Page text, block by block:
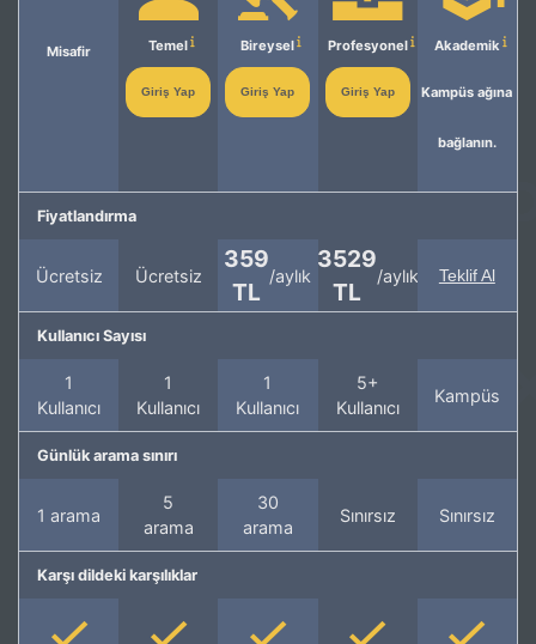
Misafir Temel
Giriş Yap
Bireysel
Giriş Yap
Profesyonel
Giriş Yap
Akademik
Kampüs ağına
bağlanın.
Fiyatlandırma
Ücretsiz Ücretsiz
359
TL
/aylık
3529
TL
/aylık Teklif Al
Kullanıcı Sayısı
1
Kullanıcı
1
Kullanıcı
1
Kullanıcı
5+
Kullanıcı
Kampüs
Günlük arama sınırı
1 arama
5
arama
30
arama
Sınırsız Sınırsız
Karşı dildeki karşılıklar